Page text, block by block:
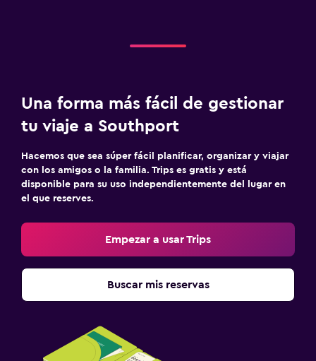
Una forma más fácil de gestionar
tu viaje a Southport
Hacemos que sea súper fácil planificar, organizar y viajar
con los amigos o la familia. Trips es gratis y está
disponible para su uso independientemente del lugar en
el que reserves.
Empezar a usar Trips
Buscar mis reservas